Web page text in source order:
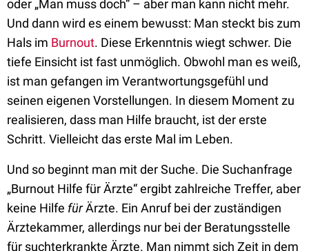
oder „Man muss doch“ – aber man kann nicht mehr.
Und dann wird es einem bewusst: Man steckt bis zum
Hals im Burnout. Diese Erkenntnis wiegt schwer. Die
tiefe Einsicht ist fast unmöglich. Obwohl man es weiß,
ist man gefangen im Verantwortungsgefühl und
seinen eigenen Vorstellungen. In diesem Moment zu
realisieren, dass man Hilfe braucht, ist der erste
Schritt. Vielleicht das erste Mal im Leben.
Und so beginnt man mit der Suche. Die Suchanfrage
„Burnout Hilfe für Ärzte“ ergibt zahlreiche Treffer, aber
keine Hilfe fürÄrzte. Ein Anruf bei der zuständigen
Ärztekammer, allerdings nur bei der Beratungsstelle
für suchterkrankte Ärzte. Man nimmt sich Zeit in dem